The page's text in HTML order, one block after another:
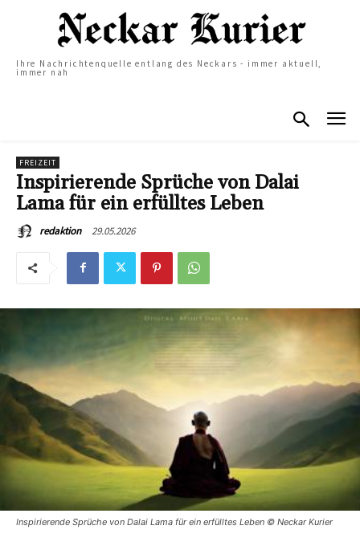
Ihre Nachrichtenquelle entlang des Neckars - immer aktuell,
immer nah
FREIZEIT
Inspirierende Sprüche von Dalai
Lama für ein erfülltes Leben
redaktion 29.05.2026
Inspirierende Sprüche von Dalai Lama für ein erfülltes Leben © Neckar Kurier